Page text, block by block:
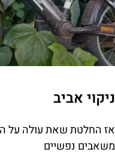
ניקוי אביב
אז החלטת שאת עולה על
משאבים נפשיים